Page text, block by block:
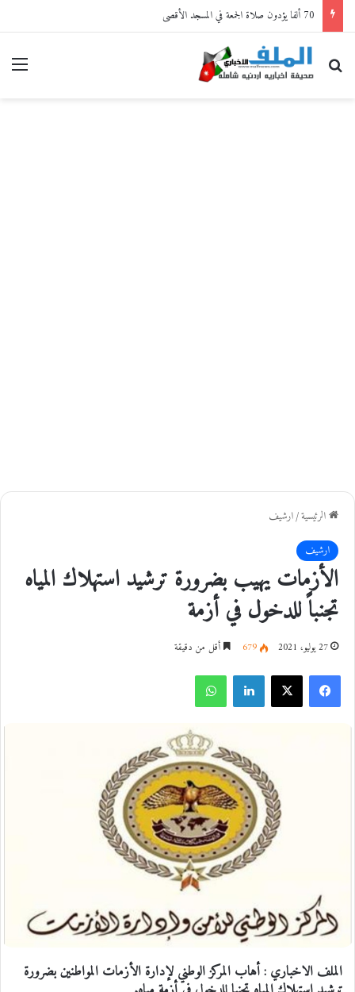
70 ألفا يؤدون صلاة الجمعة في المسجد الأقصى
بحث عن
الرئيسية/ارشيف
ارشيف
الأزمات يهيب بضرورة ترشيد استهلاك المياه
تجنباً للدخول في أزمة
27 يوليو، 2021 679 أقل من دقيقة
فيسبوك
الملف الاخباري : أهاب المركز الوطني لإدارة الأزمات المواطنين بضرورة